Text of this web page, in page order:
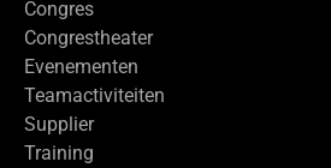
Congres
Congrestheater
Evenementen
Teamactiviteiten
Supplier
Training